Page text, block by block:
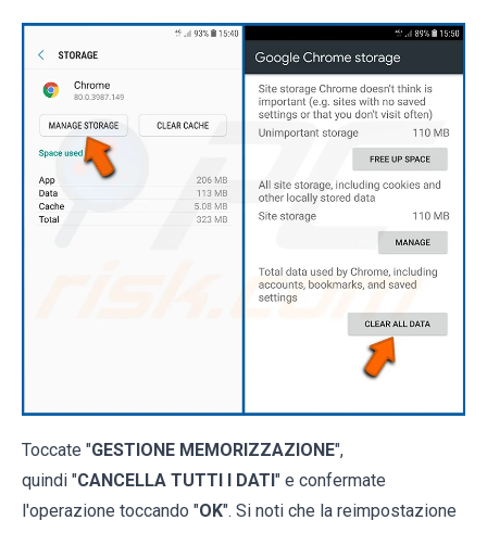
Toccate "GESTIONE MEMORIZZAZIONE",
quindi "CANCELLA TUTTI I DATI " e confermate
l'operazione toccando "OK". Si noti che la reimpostazione